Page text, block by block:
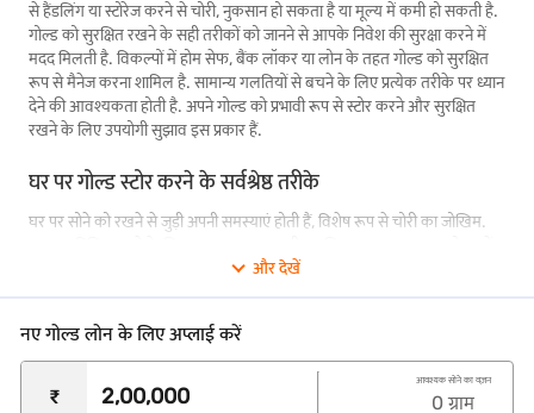
से हैंडलिंग या स्टोरेज करने से चोरी, नुकसान हो सकता है या मूल्य में कमी हो सकती है.
गोल्ड को सुरक्षित रखने के सही तरीकों को जानने से आपके निवेश की सुरक्षा करने में
मदद मिलती है. विकल्पों में होम सेफ, बैंक लॉकर या लोन के तहत गोल्ड को सुरक्षित
रूप से मैनेज करना शामिल है. सामान्य गलतियों से बचने के लिए प्रत्येक तरीके पर ध्यान
देने की आवश्यकता होती है. अपने गोल्ड को प्रभावी रूप से स्टोर करने और सुरक्षित
रखने के लिए उपयोगी सुझाव इस प्रकार हैं.
घर पर गोल्ड स्टोर करने के सर्वश्रेष्ठ तरीके
घर पर सोने को रखने से जुड़ी अपनी समस्याएं होती हैं, विशेष रूप से चोरी का जोखिम.
इन सेफ को ज़्यादा या सुरक्षित रूप से फिट किया जाना चाहिए ताकि उन्हें दूर रखा जा
सके. किसी संदिग्ध लोकेशन, जैसे दीवार की गुफा या फर्नीचर के पीछे, सुरक्षित रूप से
के लिए, अपने घर के अंदर एक दूसरे सुरक्षित या लॉक करने योग्य ड्रॉवर का उपयोग
करने पर विचार करें.
और देखें
नए गोल्ड लोन के लिए अप्लाई करें
₹
आवश्यक सोने का वज़न
0 ग्राम